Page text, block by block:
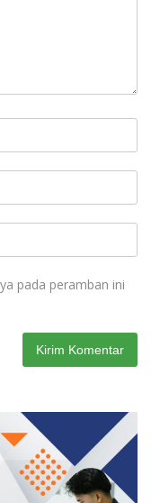
pada peramban ini